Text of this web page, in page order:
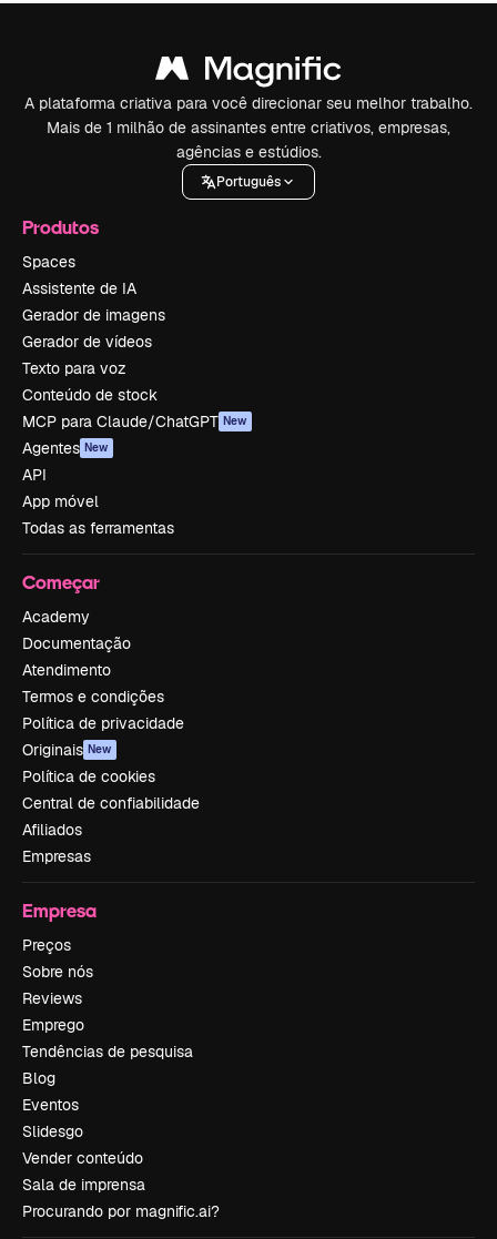
A plataforma criativa para você direcionar seu melhor trabalho.
Mais de 1 milhão de assinantes entre criativos, empresas,
agências e estúdios.
Português
Produtos
Spaces
Assistente de IA
Gerador de imagens
Gerador de vídeos
Texto para voz
Conteúdo de stock
MCP para Claude/ChatGPT New
Agentes New
API
App móvel
Todas as ferramentas
Começar
Academy
Documentação
Atendimento
Termos e condições
Política de privacidade
Originais New
Política de cookies
Central de confiabilidade
Afiliados
Empresas
Empresa
Preços
Sobre nós
Reviews
Emprego
Tendências de pesquisa
Blog
Eventos
Slidesgo
Vender conteúdo
Sala de imprensa
Procurando por magnific.ai?